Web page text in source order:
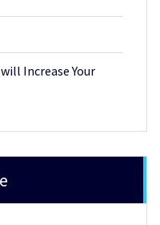
Increase Your